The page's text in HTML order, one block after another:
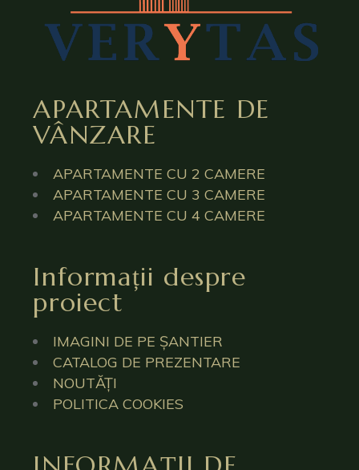
APARTAMENTE DE
VÂNZARE
APARTAMENTE CU 2 CAMERE
APARTAMENTE CU 3 CAMERE
APARTAMENTE CU 4 CAMERE
Informații despre
proiect
IMAGINI DE PE ȘANTIER
CATALOG DE PREZENTARE
NOUTĂȚI
POLITICA COOKIES